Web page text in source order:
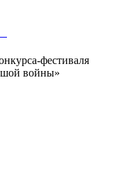
фестиваля
войны»